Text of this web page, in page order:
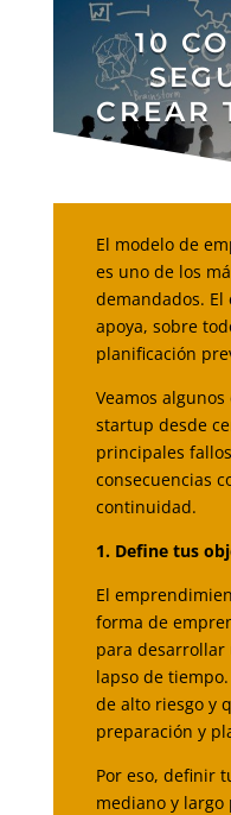
10
CREAR
El modelo de
es uno de los
demandados.
apoya, sobre
planificación
Veamos
startup desde
principales
consecuencias
continuidad.
1. Define tus
El
forma de
para desarrollar
lapso de
de alto riesgo y
preparación y
Por eso, definir
mediano y largo